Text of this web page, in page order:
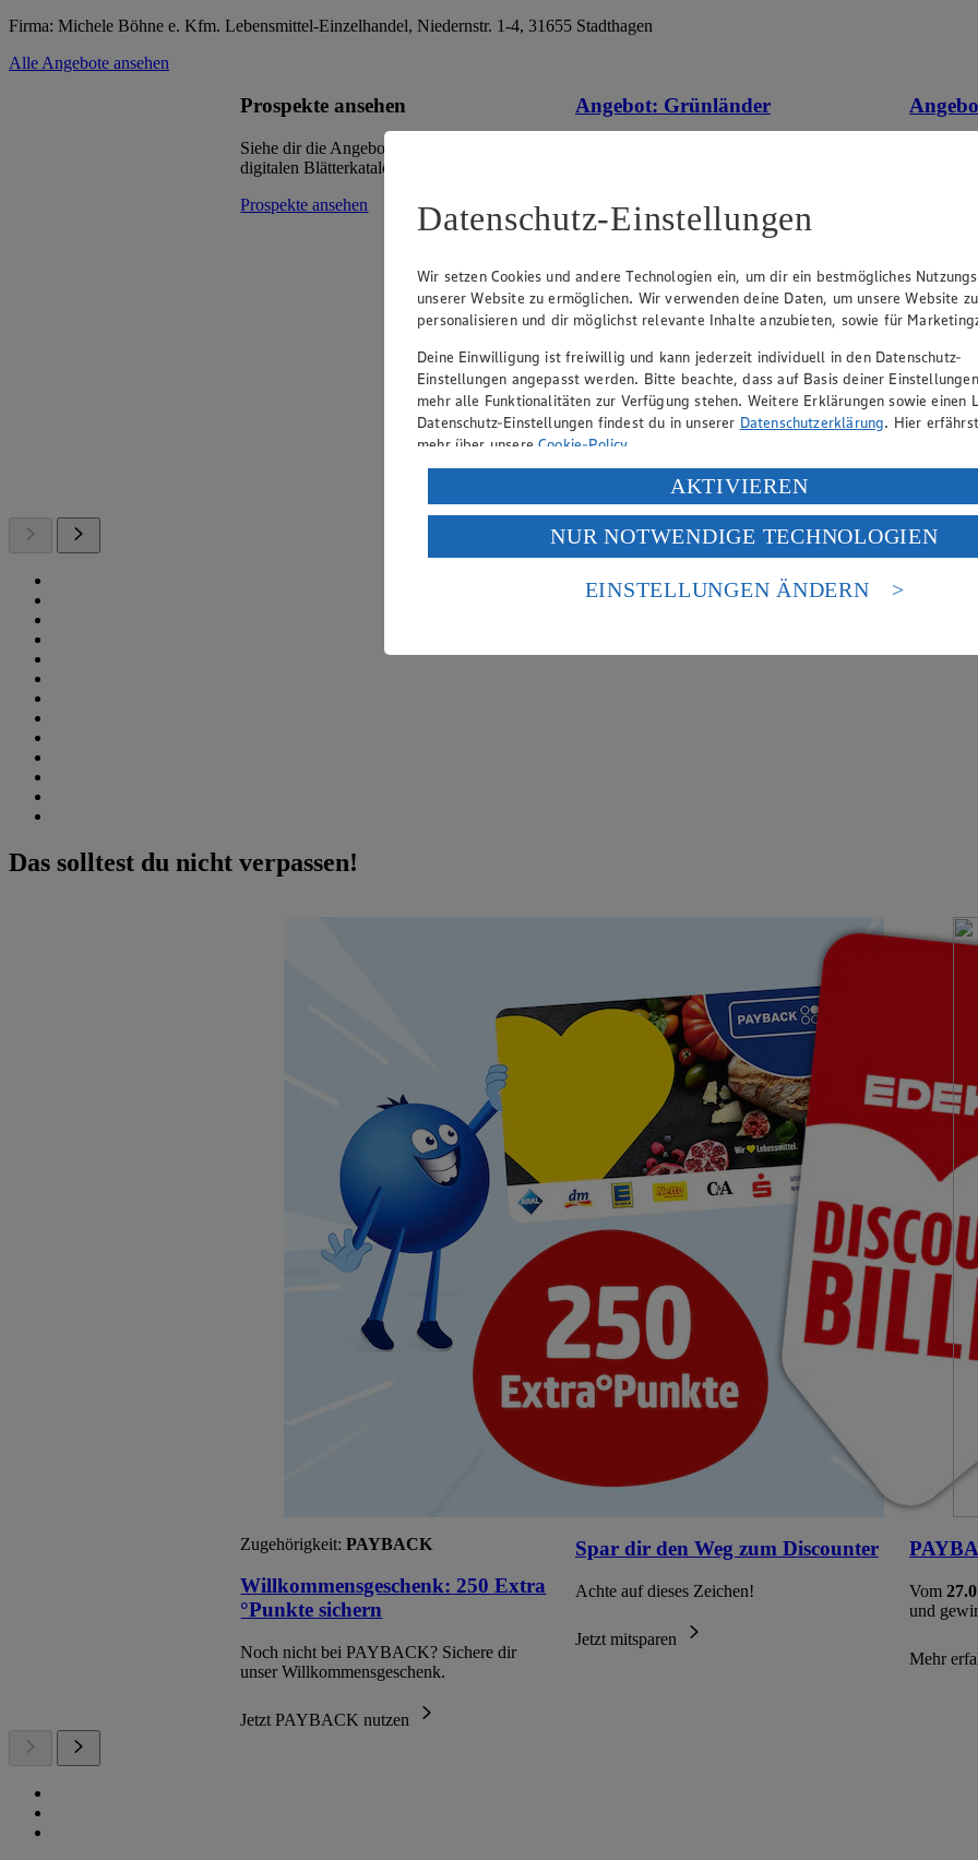
Firma: Michele Böhne e. Kfm. Lebensmittel-Einzelhandel, Niedernstr. 1-4, 31655 Stadthagen
Alle Angebote ansehen
Prospekte ansehen
Siehe dir die Angebote deines Marktes im
digitalen Blätterkatalog an.
Prospekte ansehen
Angebot: Grünländer
-44% Rabatt)
dt. Schnittkäse, in Würfeln oder Scheiben,
Packung, (1kg = 12,42/10,64)
versch.
Das solltest du nicht verpassen!
Zugehörigkeit: PAYBACK
Willkommensgeschenk: 250 Extra
°Punkte sichern
Noch nicht bei PAYBACK? Sichere dir
unser Willkommensgeschenk.
Jetzt PAYBACK nutzen
Spar dir den Weg zum Discounter
Achte auf dieses Zeichen!
Jetzt mitsparen
Vom
und
Mehr
Datenschutz-Einstellungen
Wir setzen Cookies und andere Technologien ein, um dir ein bestmögliches
unserer Website zu ermöglichen. Wir verwenden deine Daten, um unsere Website zu
personalisieren und dir möglichst relevante Inhalte anzubieten, sowie für
Deine Einwilligung ist freiwillig und kann jederzeit individuell in den Datenschutz-
Einstellungen angepasst werden. Bitte beachte, dass auf Basis deiner
mehr alle Funktionalitäten zur Verfügung stehen. Weitere Erklärungen sowie einen
Datenschutz-Einstellungen findest du in unserer Datenschutzerklärung. Hier
mehr über unsereCookie-Policy.
Verarbeitung deiner personenbezogenen Daten in den USA durch Facebook und
Wenn du auf „Aktivieren“ klickst, willigst du im Sinne des Art. 49 Abs. 1 Satz 1 lit.
ein, dass deine Daten in den USA verarbeitet werden. Der EuGH sieht die USA als
einem nach europäischen Standards nicht angemessenen Datenschutzniveau an. Es
Risiko eines Zugriffs durch US-amerikanische Behörden.
AKTIVIEREN
NUR NOTWENDIGE TECHNOLOGIEN
EINSTELLUNGEN ÄNDERN